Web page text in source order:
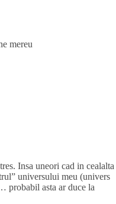
mereu
Insa uneori cad in cealalta
universului meu (univers
probabil asta ar duce la